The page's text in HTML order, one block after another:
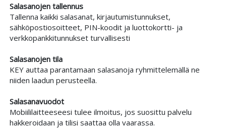
Salasanojen tallennus
Tallenna kaikki salasanat, kirjautumistunnukset,
sähköpostiosoitteet, PIN-koodit ja luottokortti- ja
verkkopankkitunnukset turvallisesti
Salasanojen tila
KEY auttaa parantamaan sala­sanoja ryhmittelemällä ne
niiden laadun perusteella.
Salasanavuodot
Mobiililaitteeseesi tulee ilmoitus, jos suosittu palvelu
hakkeroidaan ja tilisi saattaa olla vaarassa.